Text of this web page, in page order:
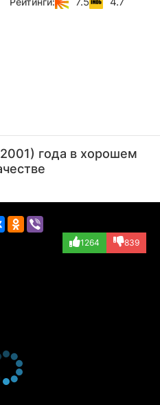
(Raj Khanna)
года в хорошем
1264 839